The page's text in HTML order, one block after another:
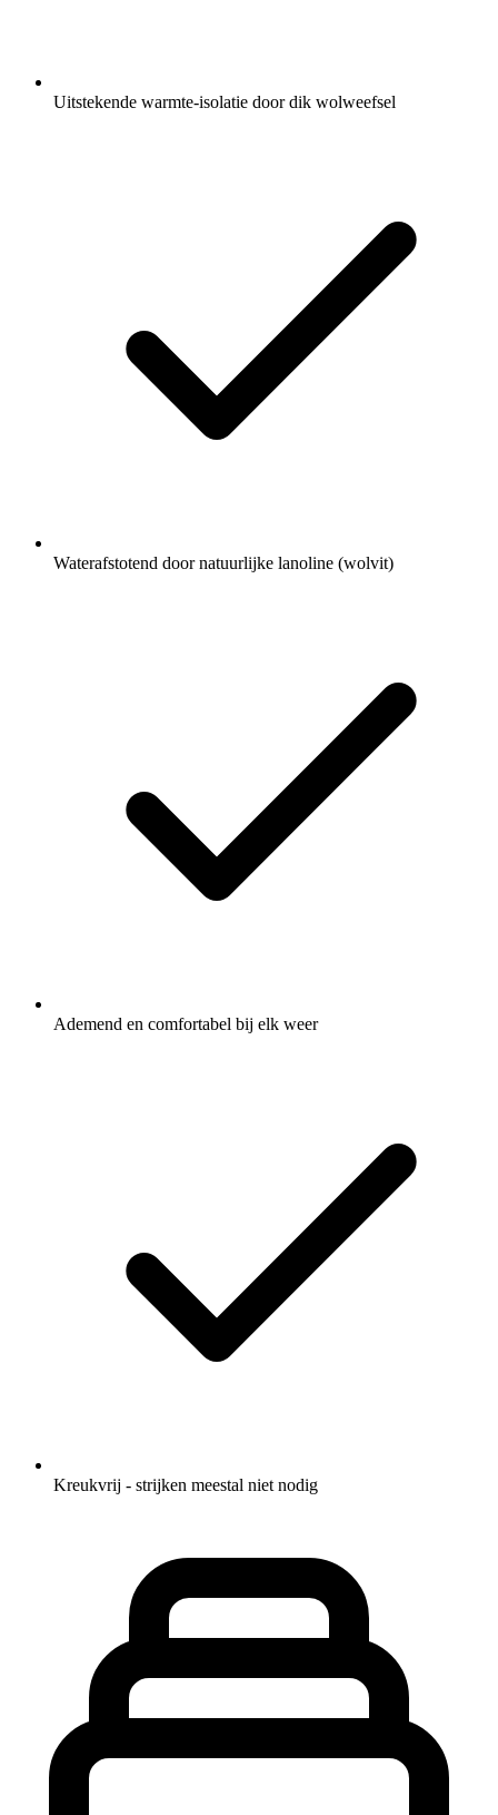
Uitstekende warmte-isolatie door dik wolweefsel
Waterafstotend door natuurlijke lanoline (wolvit)
Ademend en comfortabel bij elk weer
Kreukvrij - strijken meestal niet nodig